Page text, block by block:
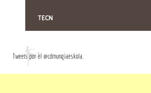
TECN
Tweets por el @cdmungiaeskola.